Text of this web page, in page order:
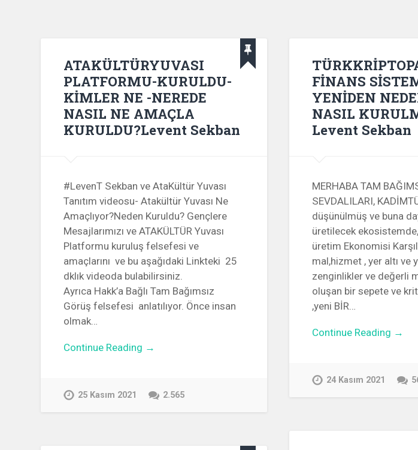
ATAKÜLTÜRYUVASI
PLATFORMU-KURULDU-
KİMLER NE -NEREDE
NASIL NE AMAÇLA
KURULDU?Levent Sekban
#LevenT Sekban ve AtaKültür Yuvası
Tanıtım videosu- Atakültür Yuvası Ne
Amaçlıyor?Neden Kuruldu? Gençlere
Mesajlarımızı ve ATAKÜLTÜR Yuvası
Platformu kuruluş felsefesi ve
amaçlarını ve bu aşağıdaki Linkteki 25
dklık videoda bulabilirsiniz.
Ayrıca Hakk’a Bağlı Tam Bağımsız
Görüş felsefesi anlatılıyor. Önce insan
olmak…
Continue Reading →
25 Kasım 2021 2.565
FİNANS
YENİDEN
NASIL
Levent Sekban
MERHABA TAM
SEVDALILARI,
düşünülmüş ve buna
üretilecek
üretim Ekonomisi
mal,hizmet , yer altı ve
zenginlikler ve değerli
oluşan bir sepete ve
,yeni BİR…
Continue Reading →
24 Kasım 2021